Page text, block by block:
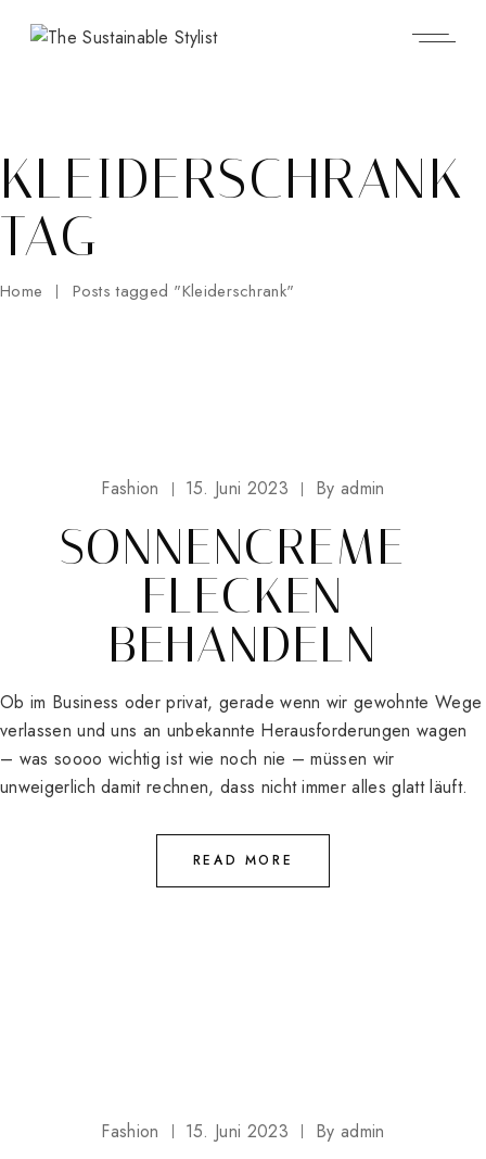
KLEIDERSCHRANK
TAG
Home Posts tagged "Kleiderschrank"
Fashion 15. Juni 2023 By admin
SONNENCREME-
FLECKEN
BEHANDELN
Ob im Business oder privat, gerade wenn wir gewohnte Wege
verlassen und uns an unbekannte Herausforderungen wagen
– was soooo wichtig ist wie noch nie – müssen wir
unweigerlich damit rechnen, dass nicht immer alles glatt läuft.
READ MORE
Fashion 15. Juni 2023 By admin